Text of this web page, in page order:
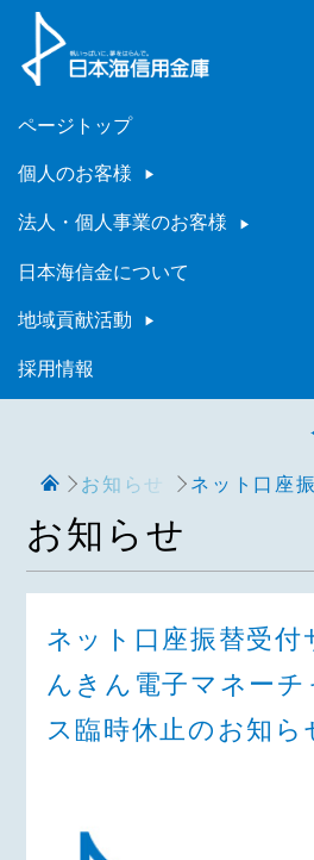
ページトップ
個人のお客様
法人・個人事業のお客様
日本海信金について
地域貢献活動
採用情報
お知らせ ネット口座
お知らせ
ネット口座振替受付
んきん電子マネー
ス臨時休止のお知ら